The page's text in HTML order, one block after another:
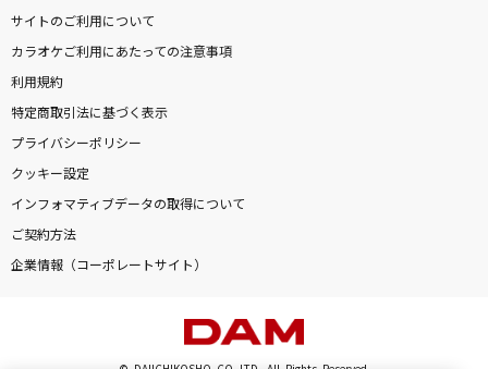
サイトのご利用について
カラオケご利用にあたっての注意事項
利用規約
特定商取引法に基づく表示
プライバシーポリシー
クッキー設定
インフォマティブデータの取得について
ご契約方法
企業情報（コーポレートサイト）